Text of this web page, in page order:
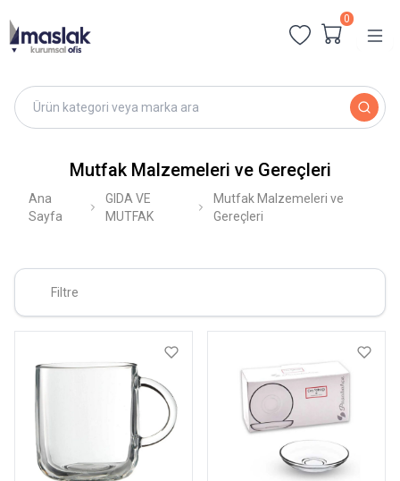
0
Mutfak Malzemeleri ve Gereçleri
Ana
Sayfa
GIDA VE
MUTFAK
Mutfak Malzemeleri ve
Gereçleri
Filtre